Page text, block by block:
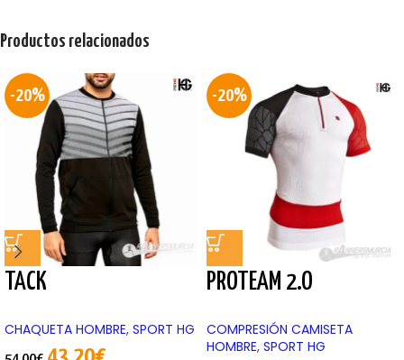
Productos relacionados
-20%
TACK
CHAQUETA HOMBRE, SPORT HG
-20%
PROTEAM 2.O
COMPRESIÓN CAMISETA
HOMBRE, SPORT HG